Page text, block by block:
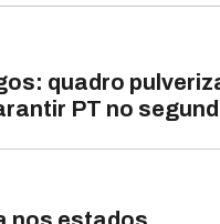
quadro
PT no